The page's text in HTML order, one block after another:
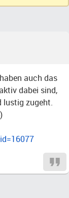
auch das
dabei sind,
lustig zugeht.